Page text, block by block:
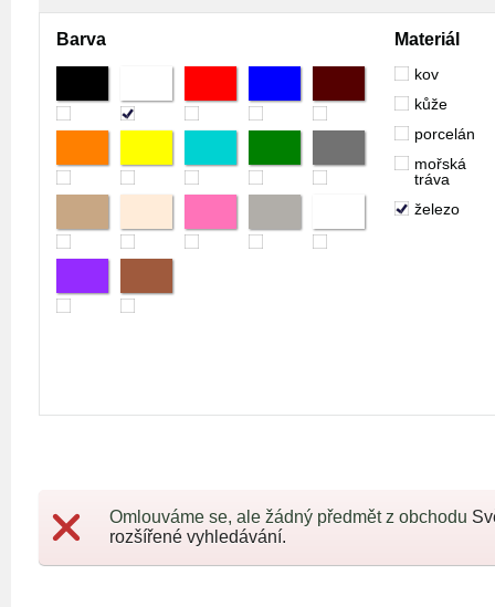
Barva Materiál
kov
kůže
porcelán
mořská
tráva
železo
Omlouváme se, ale žádný předmět z obchodu
rozšířené vyhledávání.